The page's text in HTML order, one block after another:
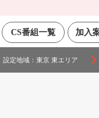
加入
CS番組一覧
設定地域： 東京 東エリア